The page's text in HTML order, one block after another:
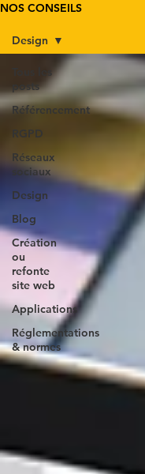
NOS CONSEILS
posts
Référencement
RGPD
Réseaux
sociaux
Design
Blog
Création
ou
refonte
site web
Applications
Réglementations
& normes
Design